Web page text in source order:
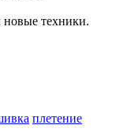
техники.
плетение